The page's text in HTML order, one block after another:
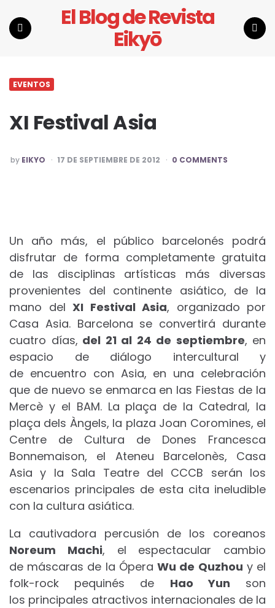
El Blog de Revista
Eikyō
EVENTOS
XI Festival Asia
POSTED
BY
by EIKYO 17 DE SEPTIEMBRE DE 2012 0 COMMENTS
Un año más, el público barcelonés podrá
disfrutar de forma completamente gratuita
de las disciplinas artísticas más diversas
provenientes del continente asiático, de la
mano del XI Festival Asia, organizado por
Casa Asia. Barcelona se convertirá durante
cuatro días, del 21 al 24 de septiembre, en
espacio de diálogo intercultural y
de encuentro con Asia, en una celebración
que de nuevo se enmarca en las Fiestas de la
Mercè y el BAM. La plaça de la Catedral, la
plaça dels Àngels, la plaza Joan Coromines, el
Centre de Cultura de Dones Francesca
Bonnemaison, el Ateneu Barcelonès, Casa
Asia y la Sala Teatre del CCCB serán los
escenarios principales de esta cita ineludible
con la cultura asiática.
La cautivadora percusión de los coreanos
Noreum Machi, el espectacular cambio
de máscaras de la ÓperaWu de Quzhou y el
folk-rock pequinés de Hao Yun son
los principales atractivos internacionales de la